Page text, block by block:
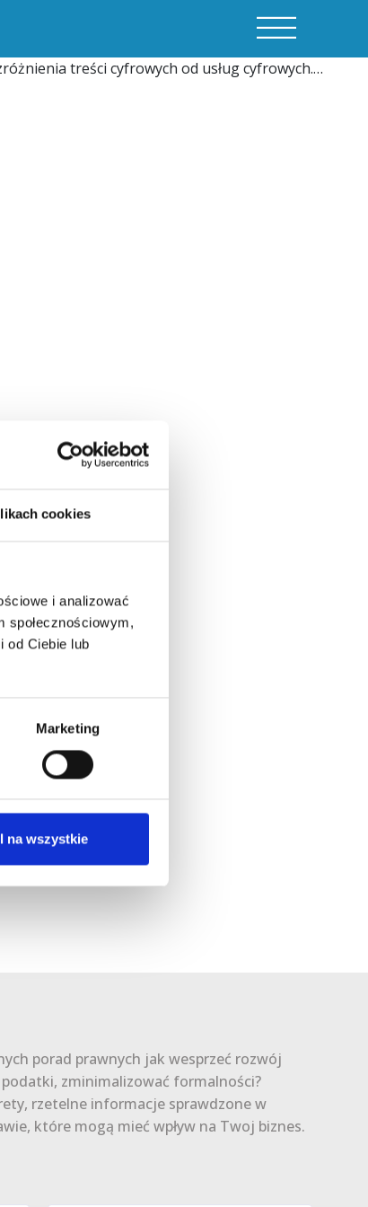
cookies
i analizować
społecznościowym,
od Ciebie lub
Marketing
na wszystkie
treści cyfrowych od usług cyfrowych.…
porad prawnych jak wesprzeć rozwój
zminimalizować formalności?
rzetelne informacje sprawdzone w
które mogą mieć wpływ na Twoj biznes.